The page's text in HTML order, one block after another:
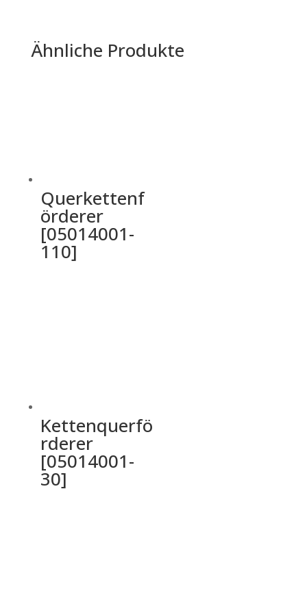
Ähnliche Produkte
Querkettenf
örderer
[05014001-
110]
Kettenquerfö
rderer
[05014001-
30]